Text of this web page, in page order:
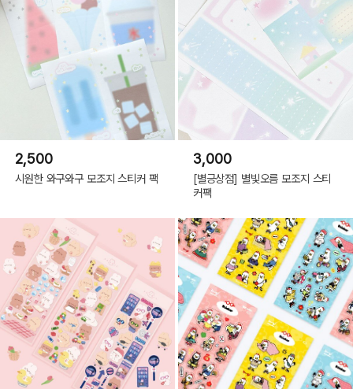
2,500
시원한 와구와구 모조지 스티커 팩
3,000
[별긍상점] 별빛오름 모조지 스티
커팩